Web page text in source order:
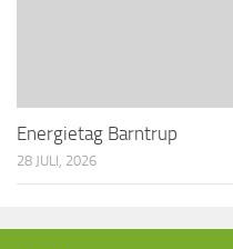
Energietag Barntrup
28 JULI, 2026